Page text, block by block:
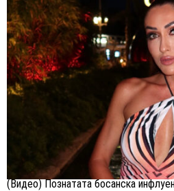
(Видео) Познатата босанска